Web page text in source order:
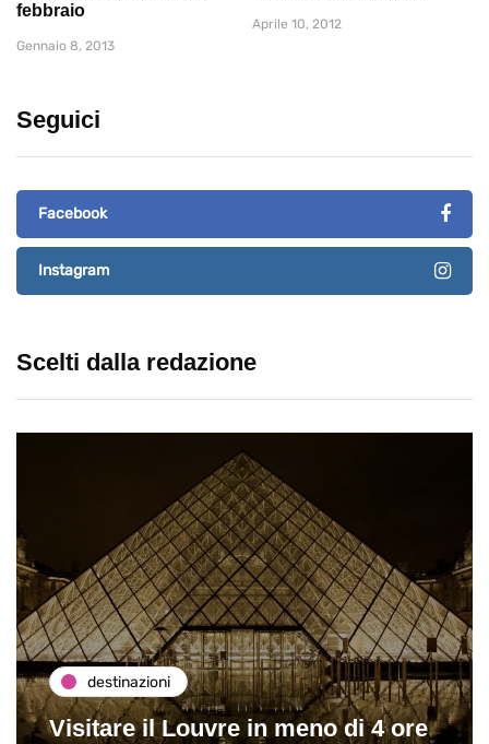
febbraio
Gennaio 8, 2013
Aprile 10, 2012
Seguici
Facebook
Instagram
Scelti dalla redazione
destinazioni
Visitare il Louvre in meno di 4 ore